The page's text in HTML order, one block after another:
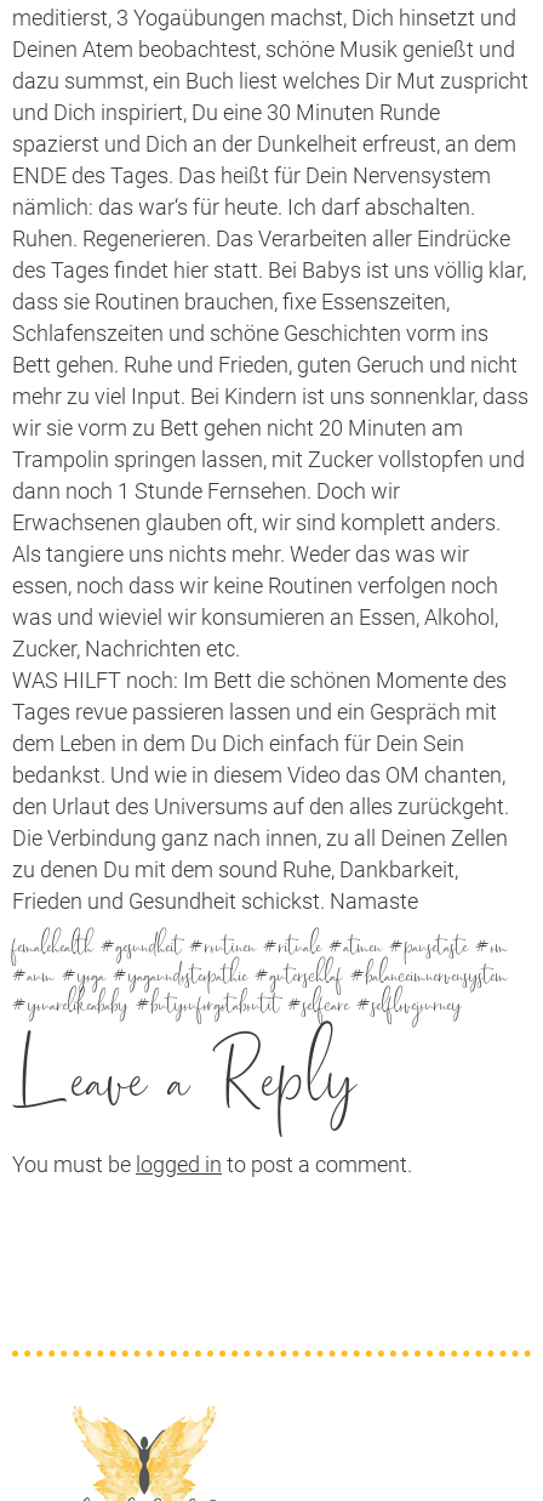
meditierst, 3 Yogaübungen machst, Dich hinsetzt und
Deinen Atem beobachtest, schöne Musik genießt und
dazu summst, ein Buch liest welches Dir Mut zuspricht
und Dich inspiriert, Du eine 30 Minuten Runde
spazierst und Dich an der Dunkelheit erfreust, an dem
ENDE des Tages. Das heißt für Dein Nervensystem
nämlich: das war‘s für heute. Ich darf abschalten.
Ruhen. Regenerieren. Das Verarbeiten aller Eindrücke
des Tages findet hier statt. Bei Babys ist uns völlig klar,
dass sie Routinen brauchen, fixe Essenszeiten,
Schlafenszeiten und schöne Geschichten vorm ins
Bett gehen. Ruhe und Frieden, guten Geruch und nicht
mehr zu viel Input. Bei Kindern ist uns sonnenklar, dass
wir sie vorm zu Bett gehen nicht 20 Minuten am
Trampolin springen lassen, mit Zucker vollstopfen und
dann noch 1 Stunde Fernsehen. Doch wir
Erwachsenen glauben oft, wir sind komplett anders.
Als tangiere uns nichts mehr. Weder das was wir
essen, noch dass wir keine Routinen verfolgen noch
was und wieviel wir konsumieren an Essen, Alkohol,
Zucker, Nachrichten etc.
WAS HILFT noch: Im Bett die schönen Momente des
Tages revue passieren lassen und ein Gespräch mit
dem Leben in dem Du Dich einfach für Dein Sein
bedankst. Und wie in diesem Video das OM chanten,
den Urlaut des Universums auf den alles zurückgeht.
Die Verbindung ganz nach innen, zu all Deinen Zellen
zu denen Du mit dem sound Ruhe, Dankbarkeit,
Frieden und Gesundheit schickst. Namaste
femalehealth #gesundheit #routinen #rituale #atmen #pausetaste #om
#aum #yoga #yagaundosteopathie #guterschlaf #balanceimnervensystem
#youarelikeababy #butyouforgotaboutit #selfcare #selflovejourney
Leave a Reply
You must be logged in to post a comment.